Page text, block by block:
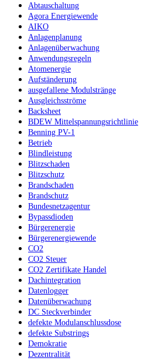
Abtauschaltung
Agora Energiewende
AIKO
Anlagenplanung
Anlagenüberwachung
Anwendungsregeln
Atomenergie
Aufständerung
ausgefallene Modulstränge
Ausgleichsströme
Backsheet
BDEW Mittelspannungsrichtlinie
Benning PV-1
Betrieb
Blindleistung
Blitzschaden
Blitzschutz
Brandschaden
Brandschutz
Bundesnetzagentur
Bypassdioden
Bürgerenergie
Bürgerenergiewende
CO2
CO2 Steuer
CO2 Zertifikate Handel
Dachintegration
Datenlogger
Datenüberwachung
DC Steckverbinder
defekte Modulanschlussdose
defekte Substrings
Demokratie
Dezentralität